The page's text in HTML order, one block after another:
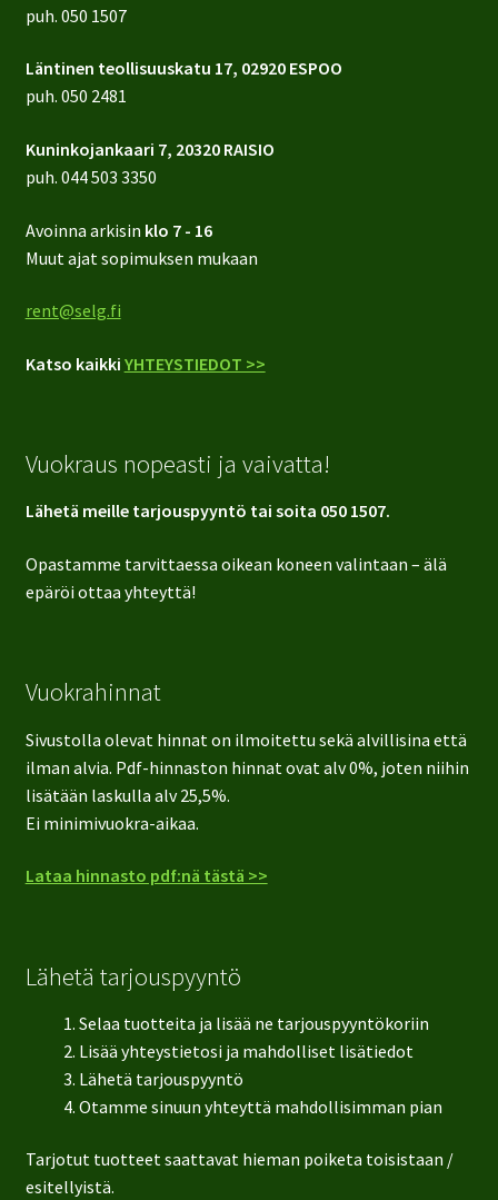
puh. 050 1507
Läntinen teollisuuskatu 17, 02920 ESPOO
puh. 050 2481
Kuninkojankaari 7, 20320 RAISIO
puh. 044 503 3350
Avoinna arkisin klo 7 - 16
Muut ajat sopimuksen mukaan
rent@selg.fi
Katso kaikki YHTEYSTIEDOT >>
Vuokraus nopeasti ja vaivatta!
Lähetä meille tarjouspyyntö tai soita 050 1507.
Opastamme tarvittaessa oikean koneen valintaan – älä
epäröi ottaa yhteyttä!
Vuokrahinnat
Sivustolla olevat hinnat on ilmoitettu sekä alvillisina että
ilman alvia. Pdf-hinnaston hinnat ovat alv 0%, joten niihin
lisätään laskulla alv 25,5%.
Ei minimivuokra-aikaa.
Lataa hinnasto pdf:nä tästä >>
Lähetä tarjouspyyntö
Selaa tuotteita ja lisää ne tarjouspyyntökoriin
Lisää yhteystietosi ja mahdolliset lisätiedot
Lähetä tarjouspyyntö
Otamme sinuun yhteyttä mahdollisimman pian
Tarjotut tuotteet saattavat hieman poiketa toisistaan /
esitellyistä.